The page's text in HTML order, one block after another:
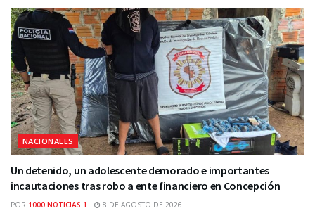
NACIONALES
Un detenido, un adolescente demorado e importantes
incautaciones tras robo a ente financiero en Concepción
POR 1000 NOTICIAS 1 8 DE AGOSTO DE 2026